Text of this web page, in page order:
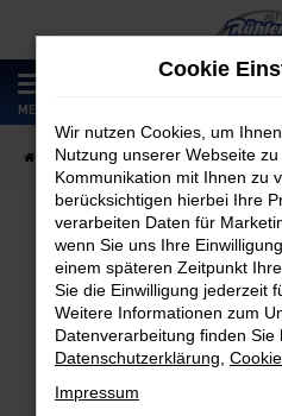
Zum
Hauptinhalt
springen
MENÜ
Startseite Fahrzeugangebote
Fehler: Network
Cookie
Wir nutzen Cookies, um
Nutzung unserer Webseite
Kommunikation mit Ihnen zu
berücksichtigen hierbei Ihre
verarbeiten Daten für
wenn Sie uns Ihre
einem späteren Zeitpunkt
Sie die Einwilligung jederzeit
Weitere Informationen zum
Datenverarbeitung finden Sie
Datenschutzerklärung
Impressum